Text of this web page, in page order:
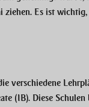
Es ist
verschiedene
(IB). Diese